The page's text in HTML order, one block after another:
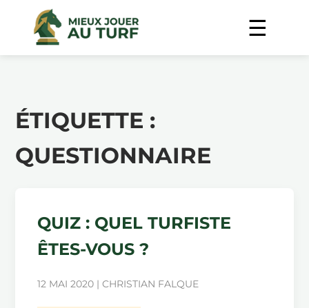
ÉTIQUETTE :
QUESTIONNAIRE
QUIZ : QUEL TURFISTE
ÊTES-VOUS ?
12 MAI 2020 | CHRISTIAN FALQUE